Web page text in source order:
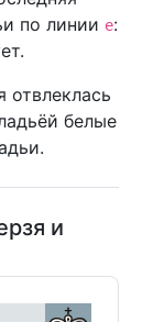
по линии e:
белые
и